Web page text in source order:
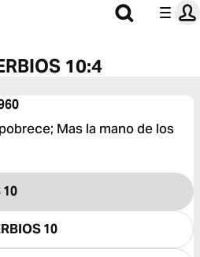
10:4
Mas la mano de los
10
10